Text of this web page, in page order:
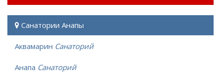
Санатории Анапы
Аквамарин Санаторий
Анапа Санаторий